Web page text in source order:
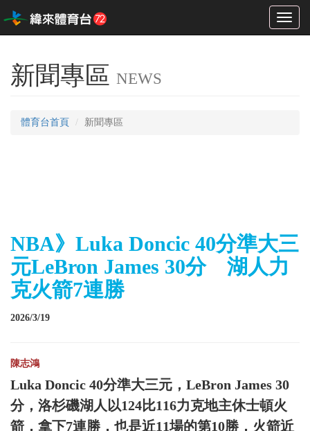
Toggle
新聞專區 NEWS
體育台首頁 新聞專區
NBA》Luka Doncic 40分準大三
元LeBron James 30分 湖人力
克火箭7連勝
2026/3/19
陳志鴻
Luka Doncic 40分準大三元，LeBron James 30
分，洛杉磯湖人以124比116力克地主休士頓火
箭，拿下7連勝，也是近11場的第10勝，火箭近